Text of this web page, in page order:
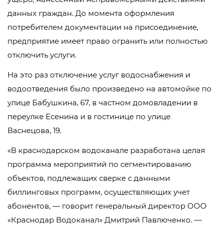
данных граждан. До момента оформления
потребителем документации на присоединение,
предприятие имеет право огранить или полностью
отключить услуги.
На это раз отключение услуг водоснабжения и
водоотведения было произведено на автомойке по
улице Бабушкина, 67, в частном домовладении в
переулке Есенина и в гостинице по улице
Васнецова, 19.
«В краснодарском водоканале разработана целая
программа мероприятий по сегментированию
объектов, подлежащих сверке с данными
биллинговых программ, осуществляющих учет
абонентов, — говорит генеральный директор ООО
«Краснодар Водоканал» Дмитрий Павлюченко. —